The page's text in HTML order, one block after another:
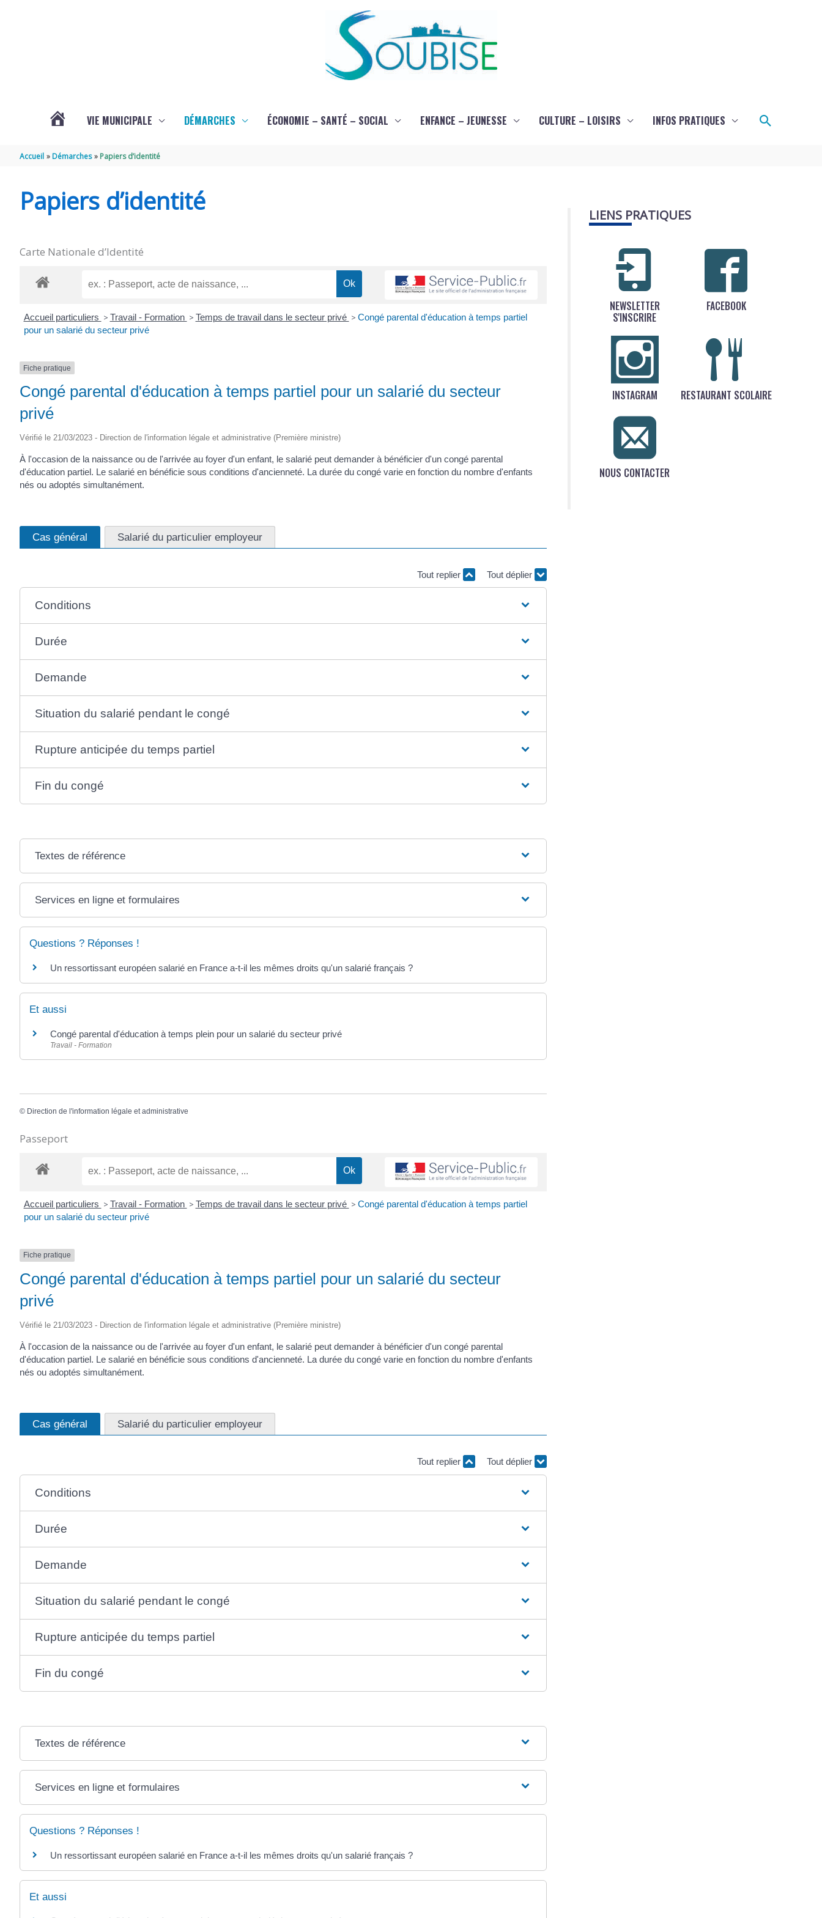
SOUBISE
VIE MUNICIPALE DÉMARCHES ÉCONOMIE – SANTÉ – SOCIAL ENFANCE – JEUNESSE CULTURE – LOISIRS INFOS PRATIQUES
Accueil Démarches Papiers d’identité
Papiers d’identité
Carte Nationale d’Identité
Accueil particuliers > Travail - Formation > Temps de travail dans le secteur privé > Congé parental d'éducation à temps partiel
pour un salarié du secteur privé
Fiche pratique
Congé parental d'éducation à temps partiel pour un salarié du secteur
privé
Vérifié le 21/03/2023 - Direction de l'information légale et administrative (Première ministre)
À l'occasion de la naissance ou de l'arrivée au foyer d'un enfant, le salarié peut demander à bénéficier d'un congé parental
d'éducation partiel. Le salarié en bénéficie sous conditions d'ancienneté. La durée du congé varie en fonction du nombre d'enfants
nés ou adoptés simultanément.
Cas général Salarié du particulier employeur
Tout replier Tout déplier
Conditions
Durée
Demande
Situation du salarié pendant le congé
Rupture anticipée du temps partiel
Fin du congé
Textes de référence
Services en ligne et formulaires
Questions ? Réponses !
Un ressortissant européen salarié en France a-t-il les mêmes droits qu'un salarié français ?
Et aussi
Congé parental d'éducation à temps plein pour un salarié du secteur privé
Travail - Formation
© Direction de l'information légale et administrative
Passeport
Accueil particuliers > Travail - Formation > Temps de travail dans le secteur privé > Congé parental d'éducation à temps partiel
pour un salarié du secteur privé
Fiche pratique
Congé parental d'éducation à temps partiel pour un salarié du secteur
privé
Vérifié le 21/03/2023 - Direction de l'information légale et administrative (Première ministre)
À l'occasion de la naissance ou de l'arrivée au foyer d'un enfant, le salarié peut demander à bénéficier d'un congé parental
d'éducation partiel. Le salarié en bénéficie sous conditions d'ancienneté. La durée du congé varie en fonction du nombre d'enfants
nés ou adoptés simultanément.
Cas général Salarié du particulier employeur
Tout replier Tout déplier
Conditions
Durée
Demande
Situation du salarié pendant le congé
Rupture anticipée du temps partiel
Fin du congé
Textes de référence
Services en ligne et formulaires
Questions ? Réponses !
Un ressortissant européen salarié en France a-t-il les mêmes droits qu'un salarié français ?
Et aussi
LIENS PRATIQUES
NEWSLETTER
S'INSCRIRE
FACEBOOK
INSTAGRAM RESTAURANT SCOLAIRE
NOUS CONTACTER